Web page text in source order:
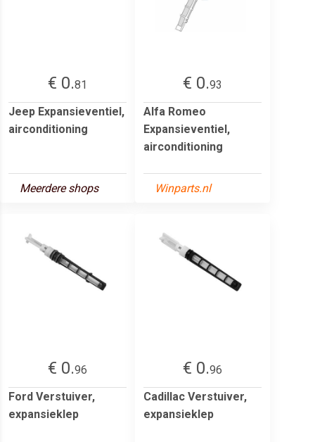
€ 0.81
Jeep Expansieventiel,
airconditioning
Meerdere shops
€ 0.93
Alfa Romeo
Expansieventiel,
airconditioning
Winparts.nl
€ 0.96
Ford Verstuiver,
expansieklep
€ 0.96
Cadillac Verstuiver,
expansieklep